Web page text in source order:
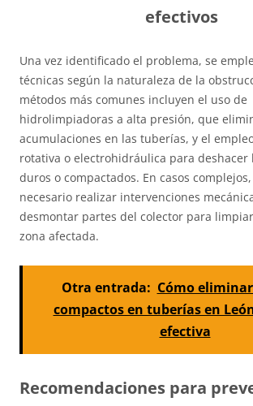
efectivos
Una vez identificado el problema, se
técnicas según la naturaleza de la
métodos más comunes incluyen el uso de
hidrolimpiadoras a alta presión, que
acumulaciones en las tuberías, y el
rotativa o electrohidráulica para deshacer
duros o compactados. En casos
necesario realizar intervenciones
desmontar partes del colector para
zona afectada.
Otra entrada: Cómo
compactos en tuberías en
efectiva
Recomendaciones para